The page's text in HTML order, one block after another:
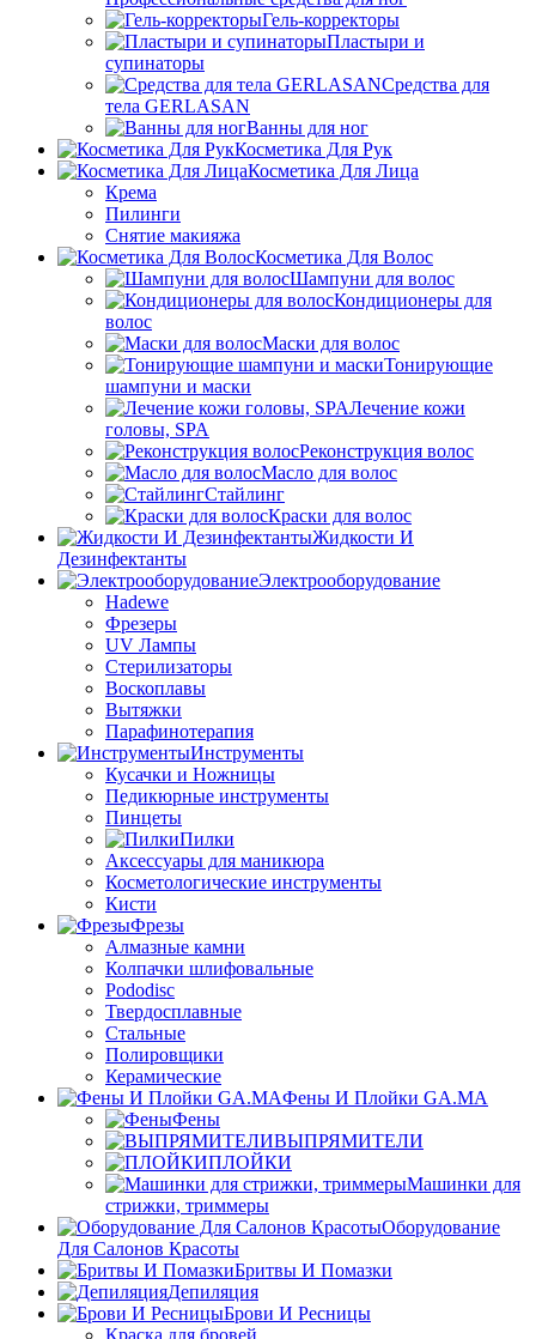
Гель-корректоры
Пластыри и
супинаторы
Средства для
тела GERLASAN
Ванны для ног
Косметика Для Рук
Косметика Для Лица
Крема
Пилинги
Снятие макияжа
Косметика Для Волос
Шампуни для волос
Кондиционеры для
волос
Маски для волос
Тонирующие
шампуни и маски
Лечение кожи
головы, SPA
Реконструкция волос
Масло для волос
Стайлинг
Краски для волос
Жидкости И
Дезинфектанты
Электрооборудование
Hadewe
Фрезеры
UV Лампы
Стерилизаторы
Воскоплавы
Вытяжки
Парафинотерапия
Инструменты
Кусачки и Ножницы
Педикюрные инструменты
Пинцеты
Пилки
Аксессуары для маникюра
Косметологические инструменты
Кисти
Фрезы
Алмазные камни
Колпачки шлифовальные
Pododisc
Твердосплавные
Стальные
Полировщики
Керамические
Фены И Плойки GA.MA
Фены
ВЫПРЯМИТЕЛИ
ПЛОЙКИ
Машинки для
стрижки, триммеры
Оборудование
Для Салонов Красоты
Бритвы И Помазки
Депиляция
Брови И Ресницы